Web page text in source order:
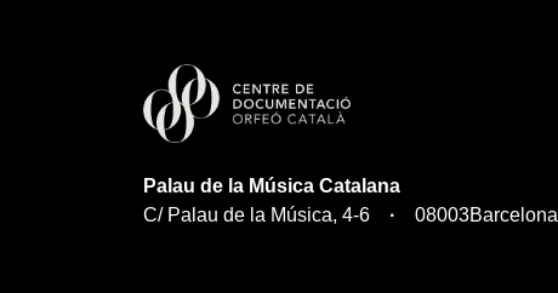
Palau de la Música Catalana
C/ Palau de la Música, 4-6
08003Barcelona